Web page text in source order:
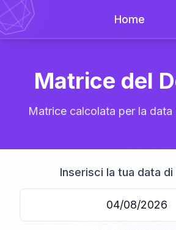
Home
Matrice del
Matrice calcolata per la data
Inserisci la tua data